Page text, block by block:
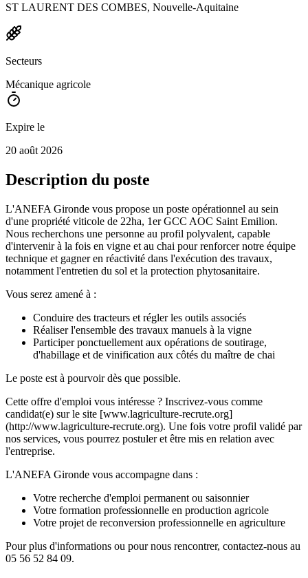
ST LAURENT DES COMBES, Nouvelle-Aquitaine
Secteurs
Mécanique agricole
Expire le
20 août 2026
Description du poste
L'ANEFA Gironde vous propose un poste opérationnel au sein
d'une propriété viticole de 22ha, 1er GCC AOC Saint Emilion.
Nous recherchons une personne au profil polyvalent, capable
d'intervenir à la fois en vigne et au chai pour renforcer notre équipe
technique et gagner en réactivité dans l'exécution des travaux,
notamment l'entretien du sol et la protection phytosanitaire.
Vous serez amené à :
Conduire des tracteurs et régler les outils associés
Réaliser l'ensemble des travaux manuels à la vigne
Participer ponctuellement aux opérations de soutirage,
d'habillage et de vinification aux côtés du maître de chai
Le poste est à pourvoir dès que possible.
Cette offre d'emploi vous intéresse ? Inscrivez-vous comme
candidat(e) sur le site [www.lagriculture-recrute.org]
(http://www.lagriculture-recrute.org). Une fois votre profil validé par
nos services, vous pourrez postuler et être mis en relation avec
l'entreprise.
L'ANEFA Gironde vous accompagne dans :
Votre recherche d'emploi permanent ou saisonnier
Votre formation professionnelle en production agricole
Votre projet de reconversion professionnelle en agriculture
Pour plus d'informations ou pour nous rencontrer, contactez-nous au
05 56 52 84 09.